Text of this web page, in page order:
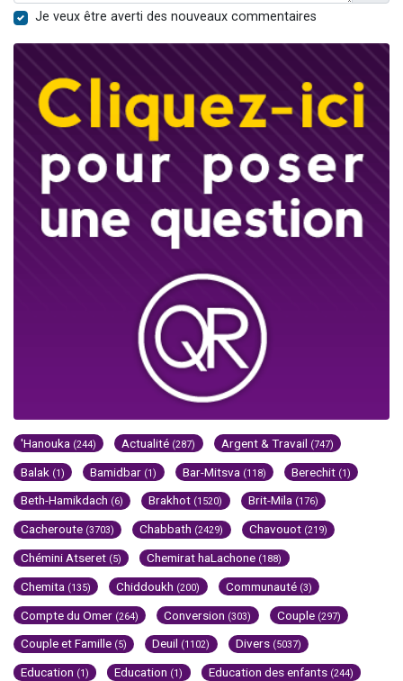
Je veux être averti des nouveaux commentaires
'Hanouka (244) Actualité (287) Argent & Travail (747)
Balak (1) Bamidbar (1) Bar-Mitsva (118) Berechit (1)
Beth-Hamikdach (6) Brakhot (1520) Brit-Mila (176)
Cacheroute (3703) Chabbath (2429) Chavouot (219)
Chémini Atseret (5) Chemirat haLachone (188)
Chemita (135) Chiddoukh (200) Communauté (3)
Compte du Omer (264) Conversion (303) Couple (297)
Couple et Famille (5) Deuil (1102) Divers (5037)
Education (1) Education (1) Education des enfants (244)